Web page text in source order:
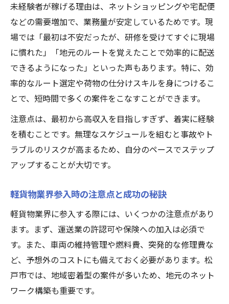
未経験者が稼げる理由は、ネットショッピングや宅配便
などの需要増加で、業務量が安定しているためです。現
場では「最初は不安だったが、研修を受けてすぐに現場
に慣れた」「地元のルートを覚えたことで効率的に配送
できるようになった」といった声もあります。特に、効
率的なルート選定や荷物の仕分けスキルを身につけるこ
とで、短時間で多くの案件をこなすことができます。
注意点は、最初から高収入を目指しすぎず、着実に経験
を積むことです。無理なスケジュールを組むと事故やト
ラブルのリスクが高まるため、自分のペースでステップ
アップすることが大切です。
軽貨物業界参入時の注意点と成功の秘訣
軽貨物業界に参入する際には、いくつかの注意点があり
ます。まず、運送業の許認可や保険への加入は必須で
す。また、車両の維持管理や燃料費、突発的な修理費な
ど、予想外のコストにも備えておく必要があります。松
戸市では、地域密着型の案件が多いため、地元のネット
ワーク構築も重要です。